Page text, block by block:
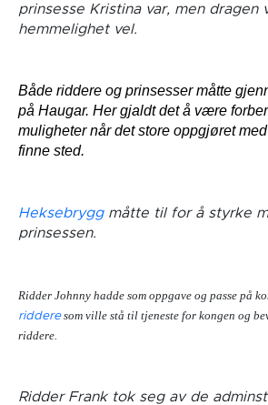
prinsesse Kristina var, men dragen
hemmelighet vel.
Både riddere og prinsesser måtte
på Haugar. Her gjaldt det å være
muligheter når det store oppgjøret
finne sted.
Heksebryggmåtte til for å styrke
prinsessen.
Ridder Johnny hadde som oppgave og passe på
ridderesom ville stå til tjeneste for kongen og
riddere.
Ridder Frank tok seg av de